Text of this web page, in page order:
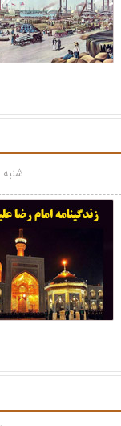
شنبه 9 دی 1402